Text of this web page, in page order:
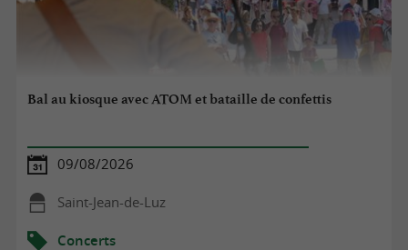
Bal au kiosque avec ATOM et bataille de confettis
09/08/2026
Saint-Jean-de-Luz
Concerts